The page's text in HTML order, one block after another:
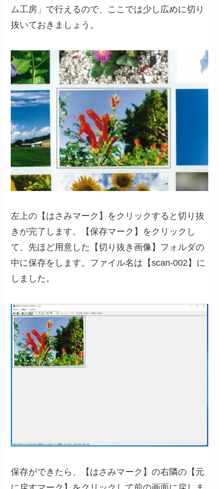
ム工房」で行えるので、ここでは少し広めに切り
抜いておきましょう。
左上の【はさみマーク】をクリックすると切り抜
きが完了します。【保存マーク】をクリックし
て、先ほど用意した【切り抜き画像】フォルダの
中に保存をします。ファイル名は【scan-002】に
しました。
保存ができたら、【はさみマーク】の右隣の【元